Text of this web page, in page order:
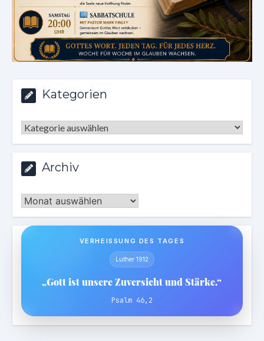
Kategorien
Kategorien
Archiv
Archiv
VERHEISSUNG DES TAGES
Luther 1912
„Gott ist unsere Zuversicht und Stärke.“
Psalm 46,2